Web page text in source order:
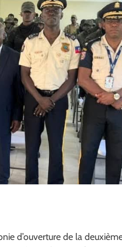
d’ouverture de la